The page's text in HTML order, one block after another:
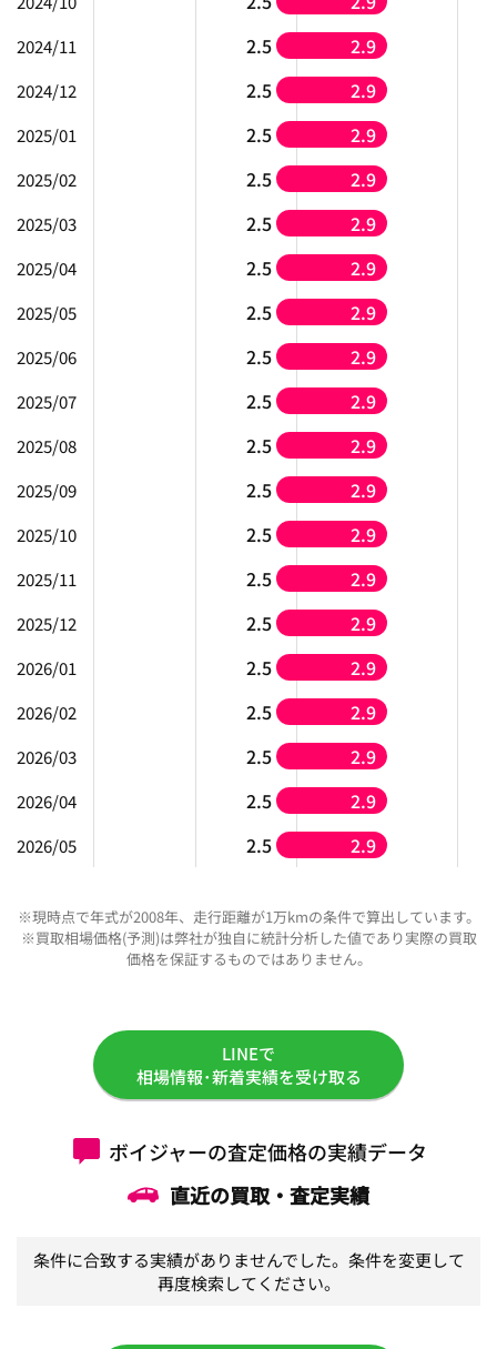
2024/11 2.5 2.9
2024/12 2.5 2.9
2025/01 2.5 2.9
2025/02 2.5 2.9
2025/03 2.5 2.9
2025/04 2.5 2.9
2025/05 2.5 2.9
2025/06 2.5 2.9
2025/07 2.5 2.9
2025/08 2.5 2.9
2025/09 2.5 2.9
2025/10 2.5 2.9
2025/11 2.5 2.9
2025/12 2.5 2.9
2026/01 2.5 2.9
2026/02 2.5 2.9
2026/03 2.5 2.9
2026/04 2.5 2.9
2026/05 2.5 2.9
※現時点で年式が2008年、走行距離が1万kmの条件で算出しています。
※買取相場価格(予測)は弊社が独自に統計分析した値であり実際の買取
価格を保証するものではありません。
LINEで
相場情報･新着実績を受け取る
ボイジャーの査定価格の実績データ
直近の買取・査定実績
条件に合致する実績がありませんでした。条件を変更して
再度検索してください。